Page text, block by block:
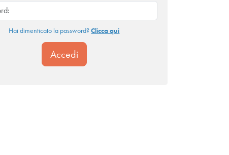
Hai dimenticato la password?Clicca qui